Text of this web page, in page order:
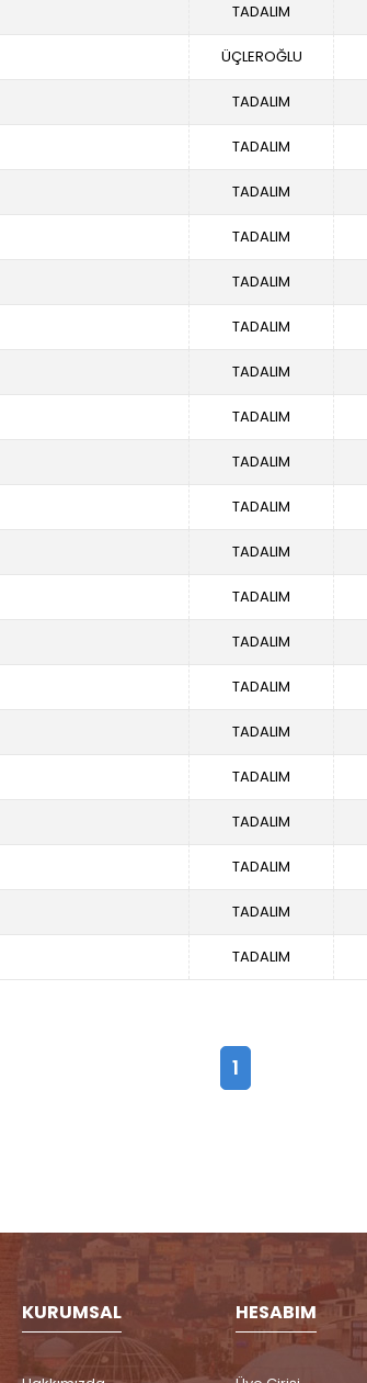
TADALIM
ÜÇLEROĞLU
TADALIM
TADALIM
TADALIM
TADALIM
TADALIM
TADALIM
TADALIM
TADALIM
TADALIM
TADALIM
TADALIM
TADALIM
TADALIM
TADALIM
TADALIM
TADALIM
TADALIM
TADALIM
TADALIM
TADALIM
1
KURUMSAL HESABIM